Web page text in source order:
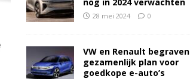
28 mei 2024 0
VW en Renault begraven
gezamenlijk plan voor
goedkope e-auto’s